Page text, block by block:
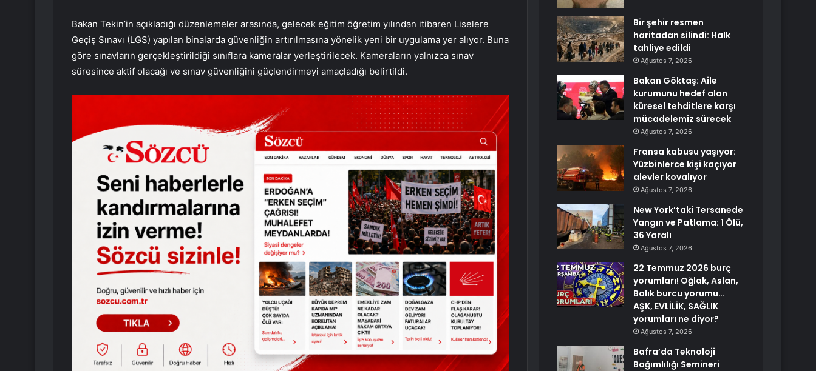
Bakan Tekin’in açıkladığı düzenlemeler arasında, gelecek eğitim öğretim yılından itibaren Liselere
Geçiş Sınavı (LGS) yapılan binalarda güvenliğin artırılmasına yönelik yeni bir uygulama yer alıyor. Buna
göre sınavların gerçekleştirildiği sınıflara kameralar yerleştirilecek. Kameraların yalnızca sınav
süresince aktif olacağı ve sınav güvenliğini güçlendirmeyi amaçladığı belirtildi.
Bir şehir resmen
haritadan silindi: Halk
tahliye edildi
Ağustos 7, 2026
Bakan Göktaş: Aile
kurumunu hedef alan
küresel tehditlere karşı
mücadelemiz sürecek
Ağustos 7, 2026
Fransa kabusu yaşıyor:
Yüzbinlerce kişi kaçıyor
alevler kovalıyor
Ağustos 7, 2026
New York’taki Tersanede
Yangın ve Patlama: 1 Ölü,
36 Yaralı
Ağustos 7, 2026
22 Temmuz 2026 burç
yorumları! Oğlak, Aslan,
Balık burcu yorumu…
AŞK, EVLİLİK, SAĞLIK
yorumları ne diyor?
Ağustos 7, 2026
Bafra’da Teknoloji
Bağımlılığı Semineri